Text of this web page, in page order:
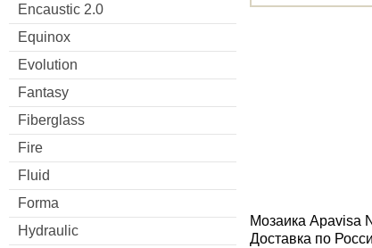
Encaustic 2.0
Equinox
Evolution
Fantasy
Fiberglass
Fire
Fluid
Forma
Hydraulic
Мозаика Apavisa
Доставка по